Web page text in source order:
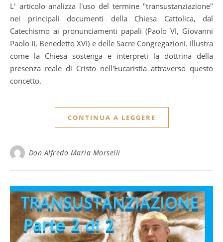
L'articolo analizza l'uso del termine "transustanziazione"
nei principali documenti della Chiesa Cattolica, dal
Catechismo ai pronunciamenti papali (Paolo VI, Giovanni
Paolo II, Benedetto XVI) e delle Sacre Congregazioni. Illustra
come la Chiesa sostenga e interpreti la dottrina della
presenza reale di Cristo nell'Eucaristia attraverso questo
concetto.
CONTINUA A LEGGERE
Don Alfredo Maria Morselli